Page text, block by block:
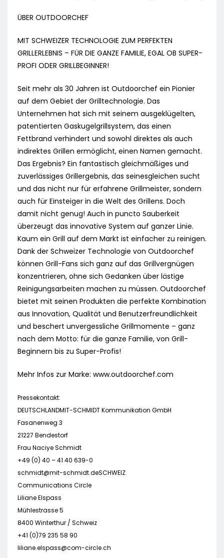
ÜBER OUTDOORCHEF
MIT SCHWEIZER TECHNOLOGIE ZUM PERFEKTEN
GRILLERLEBNIS – FÜR DIE GANZE FAMILIE, EGAL OB SUPER-
PROFI ODER GRILLBEGINNER!
Seit mehr als 30 Jahren ist Outdoorchef ein Pionier
auf dem Gebiet der Grilltechnologie. Das
Unternehmen hat sich mit seinem ausgeklügelten,
patentierten Gaskugelgrillsystem, das einen
Fettbrand verhindert und sowohl direktes als auch
indirektes Grillen ermöglicht, einen Namen gemacht.
Das Ergebnis? Ein fantastisch gleichmäßiges und
zuverlässiges Grillergebnis, das seinesgleichen sucht
und das nicht nur für erfahrene Grillmeister, sondern
auch für Einsteiger in die Welt des Grillens. Doch
damit nicht genug! Auch in puncto Sauberkeit
überzeugt das innovative System auf ganzer Linie.
Kaum ein Grill auf dem Markt ist einfacher zu reinigen.
Dank der Schweizer Technologie von Outdoorchef
können Grill-Fans sich ganz auf das Grillvergnügen
konzentrieren, ohne sich Gedanken über lästige
Reinigungsarbeiten machen zu müssen. Outdoorchef
bietet mit seinen Produkten die perfekte Kombination
aus Innovation, Qualität und Benutzerfreundlichkeit
und beschert unvergessliche Grillmomente – ganz
nach dem Motto: für die ganze Familie, von Grill-
Beginnern bis zu Super-Profis!
Mehr Infos zur Marke: www.outdoorchef.com
Pressekontakt:
DEUTSCHLANDMIT-SCHMIDT Kommunikation GmbH
Fasanenweg 3
21227 Bendestorf
Frau Naciye Schmidt
+49 (0) 40 – 41 40 639-0
schmidt@mit-schmidt.deSCHWEIZ
Communications Circle
Liliane Elspass
Mühlestrasse 5
8400 Winterthur / Schweiz
+41 (0)79 235 58 90
liliane.elspass@com-circle.ch